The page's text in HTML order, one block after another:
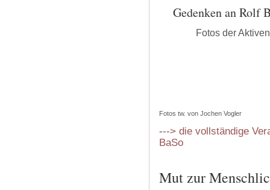
Gedenken an Rolf
Fotos der
Fotos tw. von Jochen Vogler
---> die vollständige
BaSo
Mut zur